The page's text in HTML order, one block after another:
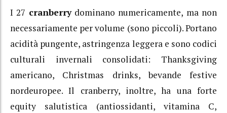
I 27 cranberrydominano numericamente, ma non
necessariamente per volume (sono piccoli). Portano
acidità pungente, astringenza leggera e sono codici
culturali invernali consolidati: Thanksgiving
americano, Christmas drinks, bevande festive
nordeuropee. Il cranberry, inoltre, ha una forte
equity salutistica (antiossidanti, vitamina C,